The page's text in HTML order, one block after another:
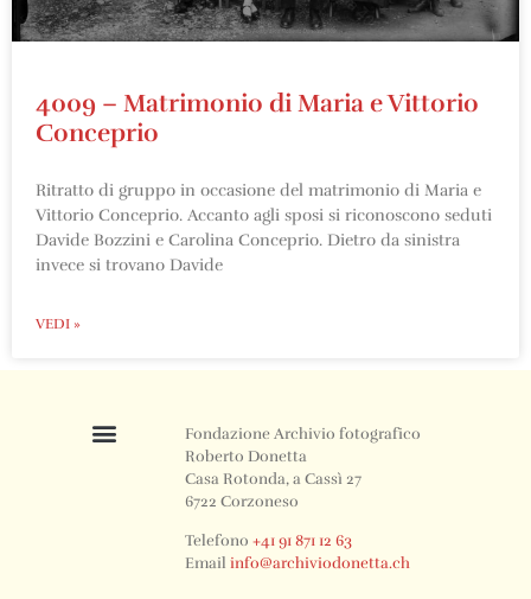
4009 – Matrimonio di Maria e Vittorio
Conceprio
Ritratto di gruppo in occasione del matrimonio di Maria e
Vittorio Conceprio. Accanto agli sposi si riconoscono seduti
Davide Bozzini e Carolina Conceprio. Dietro da sinistra
invece si trovano Davide
VEDI »
Fondazione Archivio fotografico
Roberto Donetta
Casa Rotonda, a Cassì 27
6722 Corzoneso
Telefono+41 91 871 12 63
Emailinfo@archiviodonetta.ch